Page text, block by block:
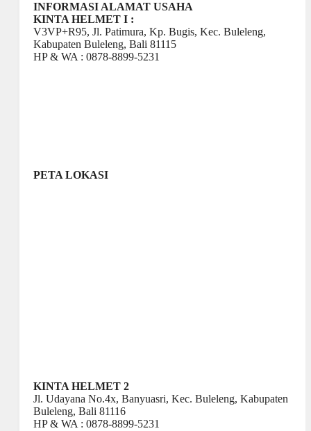
INFORMASI ALAMAT USAHA
KINTA HELMET I :
V3VP+R95, Jl. Patimura, Kp. Bugis, Kec. Buleleng,
Kabupaten Buleleng, Bali 81115
HP & WA : 0878-8899-5231
PETA LOKASI
KINTA HELMET 2
Jl. Udayana No.4x, Banyuasri, Kec. Buleleng, Kabupaten
Buleleng, Bali 81116
HP & WA : 0878-8899-5231